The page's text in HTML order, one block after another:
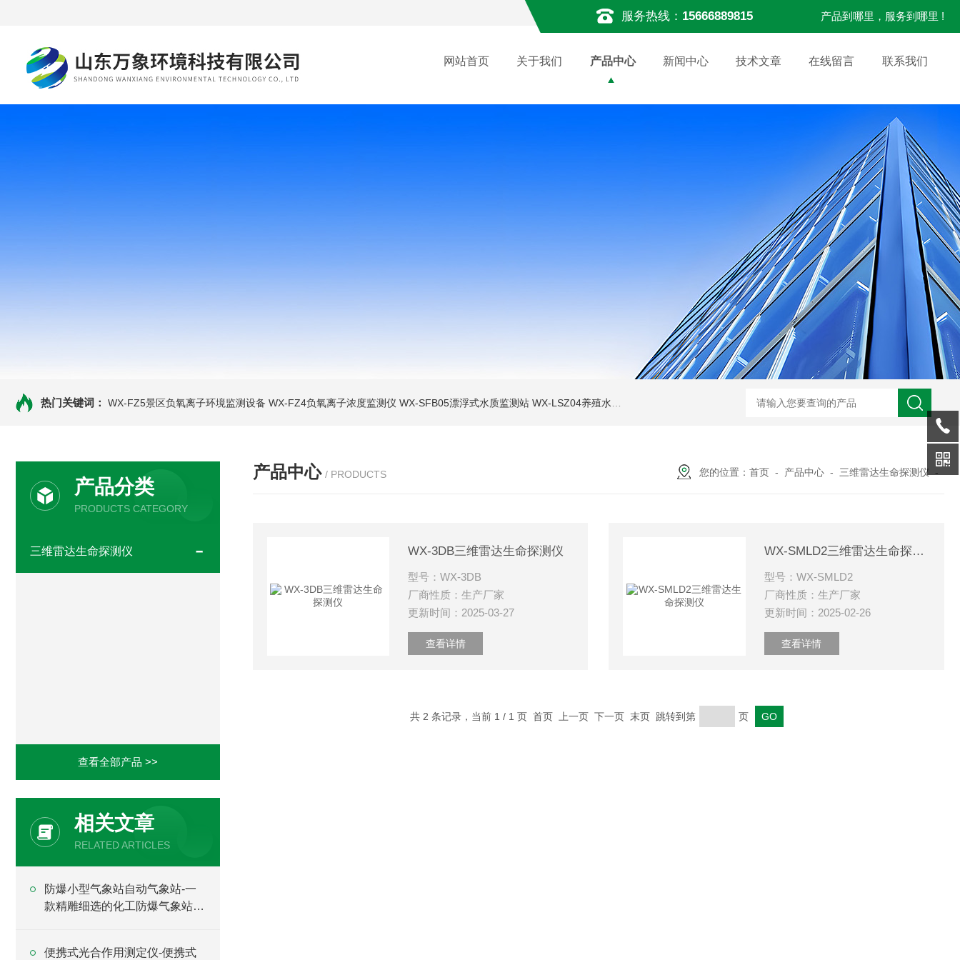
服务热线： 15666889815 产品到哪里，服务到哪里 !
网站首页 关于我们 产品中心 新闻中心 技术文章 在线留言 联系我们
热门关键词： WX-FZ5景区负氧离子环境监测设备 WX-FZ4负氧离子浓度监测仪 WX-SFB05漂浮式水质监测站 WX-LSZ04养殖水质监测设备 WX-WMSM微型多参数水质监测站 WX-BN20能见度监测仪
产品分类
PRODUCTS CATEGORY
三维雷达生命探测仪
查看全部产品 >>
相关文章
RELATED ARTICLES
防爆小型气象站自动气象站-一
款精雕细选的化工防爆气象站厂
便携式光合作用测定仪-便携式
产品中心 / PRODUCTS 您的位置： 首页 - 产品中心 - 三维雷达生命探测仪 -
WX-3DB三维雷达生命探测仪
型号：WX-3DB
厂商性质：生产厂家
更新时间：2025-03-27
查看详情
WX-SMLD2三维雷达生命探测仪
型号：WX-SMLD2
厂商性质：生产厂家
更新时间：2025-02-26
查看详情
共 2 条记录，当前 1 / 1 页 首页 上一页 下一页 末页 跳转到第 页